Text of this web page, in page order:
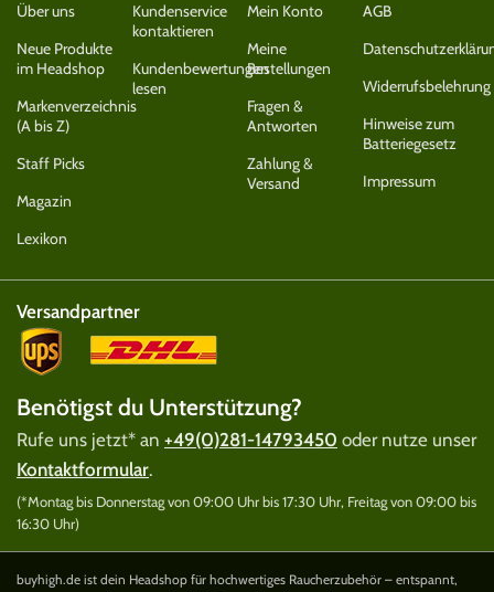
Über uns
Neue Produkte
im Headshop
Markenverzeichnis
(A bis Z)
Staff Picks
Magazin
Lexikon
Kundenservice
kontaktieren
Kundenbewertungen
lesen
Mein Konto
Meine
Bestellungen
Fragen &
Antworten
Zahlung &
Versand
AGB
Widerrufsbelehrung
Hinweise zum
Batteriegesetz
Impressum
Versandpartner
Benötigst du Unterstützung?
Rufe uns jetzt* an +49(0)281-14793450 oder nutze unser
Kontaktformular.
(*Montag bis Donnerstag von 09:00 Uhr bis 17:30 Uhr, Freitag von 09:00 bis
16:30 Uhr)
buyhigh.de ist dein Headshop für hochwertiges Raucherzubehör – entspannt,